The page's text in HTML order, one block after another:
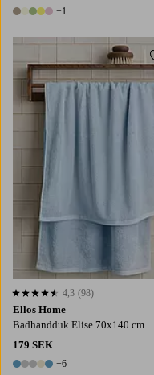
6 färger
+1
Ellos Home
Badhandduk Elise 70x140 cm
179 SEK
11 färger
+6
4,3 baserat på 98 st betyg
4,3 (98)